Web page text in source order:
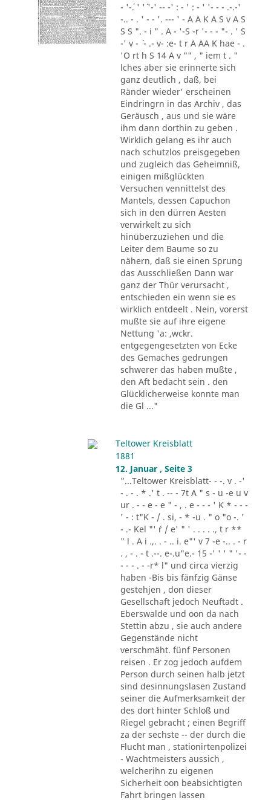
- '-´. ' '´ '-' -- -' : - ' : - ' '- - - .-.-'
-.. - . ' - - '. --- ' - A A K A S v A S
S S ". - i " . A - '-S -r '- - - "- . ' S
-' v - ´ - .- v- :e- t r A AA K hae - .
'O rt h S 14 A v "" , " iem t . "
lches aber sie erinnerte sich
ganz deutlich , daß, bei
Ränder wieder' erscheinen
Eindringrn in das Archiv , das
Geräusch , aus und sie wäre
ihm dann dorthin zu geben .
Wirklich gelang es ihr auch
nach schutzlos preisgegeben
und zugleich das Geheimniß,
einigen mißglückten
Versuchen vennittelst des
Mantels, dessen Capuchon
sich in den dürren Aesten
verwirkelt zu sich
hinüberzuziehen und die
Leiter dem Baume so zu
nähern, daß sie einen Sprung
das Ausschließen Dann war
ganz der Thür verursacht ,
entschieden ein wenn sie es
wirklich entdeelt . Nein, vorerst
mußte sie auf ihre eigene
Nettung 'a: ,wckr.
entgegengesetzten von Ecke
des Gemaches gedrungen
schwerer das haben mußte ,
den Aft bedacht sein . den
Glücklicherweise konnte man
die Gl ..."
Teltower Kreisblatt
1881
12. Januar , Seite 3
"...Teltower Kreisblatt- - -. v . -'
- . - . * .' t . -- - 7t A " s - u -e u v
ur . - - e - e " - , . e - - - ' K * - - -
' - : t"K - / . si, - * -u . " o "o -. '
- .- Kel "' ´r / e' " ' . . . . ., t r **
" l . A i .,. . - .. i. e"' v 7 -e -.. . - r
. , - . - t .--. e-.u"e.- 15 -' ' ' " '- -
- - - . - -r* l" und circa vierzig
haben -Bis bis fänfzig Gänse
gestehjen , don dieser
Gesellschaft jedoch Neuftadt .
Eberswalde und oon da nach
Stettin abzu , sie auch andere
Gegenstände nicht
verschmäht. fünf Personen
reisen . Er zog jedoch aufdem
Person durch seinen halb jetzt
sind desinnungslasen Zustand
seiner die Aufmerksamkeit der
des dort hinter Schloß und
Riegel gebracht ; einen Begriff
za der sechste -- der durch die
Flucht man , stationirtenpolizei
- Wachtmeisters aussich ,
welcherihn zu eigenen
Sicherheit oon beabsichtigten
Fahrt bringen lassen